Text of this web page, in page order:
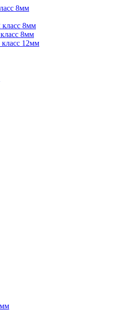
8мм
класс 8мм
8мм
класс 12мм